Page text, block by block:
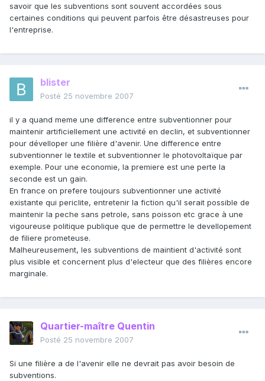
savoir que les subventions sont souvent accordées sous
certaines conditions qui peuvent parfois être désastreuses pour
l'entreprise.
blister
Posté 25 novembre 2007
il y a quand meme une difference entre subventionner pour
maintenir artificiellement une activité en declin, et subventionner
pour dévelloper une filière d'avenir. Une difference entre
subventionner le textile et subventionner le photovoltaïque par
exemple. Pour une economie, la premiere est une perte la
seconde est un gain.
En france on prefere toujours subventionner une activité
existante qui periclite, entretenir la fiction qu'il serait possible de
maintenir la peche sans petrole, sans poisson etc grace à une
vigoureuse politique publique que de permettre le devellopement
de filiere prometeuse.
Malheureusement, les subventions de maintient d'activité sont
plus visible et concernent plus d'electeur que des filières encore
marginale.
Quartier-maître Quentin
Posté 25 novembre 2007
Si une filière a de l'avenir elle ne devrait pas avoir besoin de
subventions.